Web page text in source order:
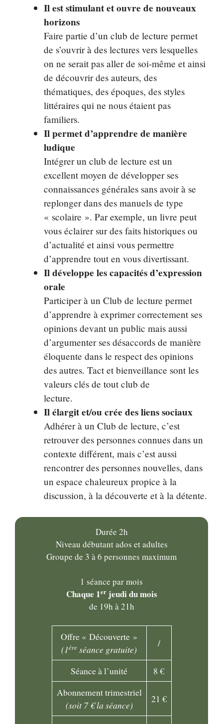
Il est stimulant et ouvre de nouveaux
horizons
Faire partie d’un club de lecture permet
de s’ouvrir à des lectures vers lesquelles
on ne serait pas aller de soi-même et ainsi
de découvrir des auteurs, des
thématiques, des époques, des styles
littéraires qui ne nous étaient pas
familiers.
Il permet d’apprendre de manière
ludique
Intégrer un club de lecture est un
excellent moyen de développer ses
connaissances générales sans avoir à se
replonger dans des manuels de type
« scolaire ». Par exemple, un livre peut
vous éclairer sur des faits historiques ou
d’actualité et ainsi vous permettre
d’apprendre tout en vous divertissant.
Il développe les capacités d’expression
orale
Participer à un Club de lecture permet
d’apprendre à exprimer correctement ses
opinions devant un public mais aussi
d’argumenter ses désaccords de manière
éloquente dans le respect des opinions
des autres. Tact et bienveillance sont les
valeurs clés de tout club de
lecture.
Ilélargit et/ou crée des liens sociaux
Adhérer à un Club de lecture, c’est
retrouver des personnes connues dans un
contexte différent, mais c’est aussi
rencontrer des personnes nouvelles, dans
un espace chaleureux propice à la
discussion, à la découverte et à la détente.
Durée 2h
Niveau débutant ados et adultes
Groupe de 3 à 6 personnes maximum
1 séance par mois
Chaque 1erjeudi du mois
de 19h à 21h
Offre « Découverte »
(1ère séance gratuite)
/
Séance à l’unité
8 €
Abonnement trimestriel
(soit 7 € la séance)
21 €